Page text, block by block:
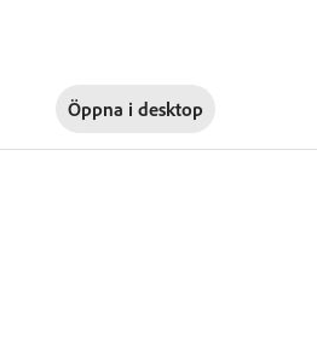
Öppna i desktop